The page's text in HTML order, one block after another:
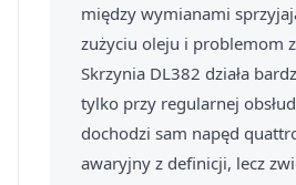
między wymianami
zużyciu oleju i problemom
Skrzynia DL382 działa
tylko przy regularnej
dochodzi sam napęd
awaryjny z definicji, lecz